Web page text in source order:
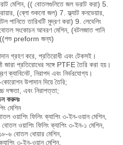
মেশিন, (( বোতলগুলিতে জল ভরাট করা) 5.
(ব্লো শুকনো জল) 7. ফ্ল্যাট কনভেয়ার,
পানিতে তারিখটি মুদ্রণ করা) 9. লেবেলিং
সংকোচন আবরণ মেশিন, (বটলজাত পানি
((পশু preform জন্য)
গ্রহণ করে, প্রতিরোধী এবং টেকসই।
প্রতিরোধের সঙ্গে PTFE তৈরি করা হয়।
ক্যাবিনেট, নিরাপদ এবং নির্ভরযোগ্য।
কোরোশন উপাদান দিয়ে তৈরি;
দক্ষতা, এবং নিরাপত্তা;
করুনঃ
মেশিন
ফিলিং ক্যাপিং ৩-ইন-ওয়ান মেশিন,
ওয়াশিং ফিলিং ক্যাপিং ৩-ইন-১ মেশিন,
৬ বোতল ধোয়ার মেশিন,
৩-ইন-ওয়ান মেশিন,